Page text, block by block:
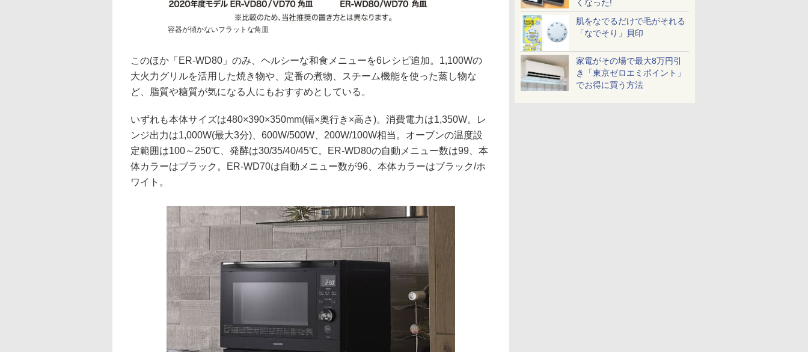
くなった!
肌をなでるだけで毛がそれる
「なでそり」貝印
家電がその場で最大8万円引
き「東京ゼロエミポイント」
でお得に買う方法
容器が傾かないフラットな角皿
このほか「ER-WD80」のみ、ヘルシーな和食メニューを6レシピ追加。1,100Wの
大火力グリルを活用した焼き物や、定番の煮物、スチーム機能を使った蒸し物な
ど、脂質や糖質が気になる人にもおすすめとしている。
いずれも本体サイズは480×390×350mm(幅×奥行き×高さ)。消費電力は1,350W。レ
ンジ出力は1,000W(最大3分)、600W/500W、200W/100W相当。オーブンの温度設
定範囲は100～250℃、発酵は30/35/40/45℃。ER-WD80の自動メニュー数は99、本
体カラーはブラック。ER-WD70は自動メニュー数が96、本体カラーはブラック/ホ
ワイト。